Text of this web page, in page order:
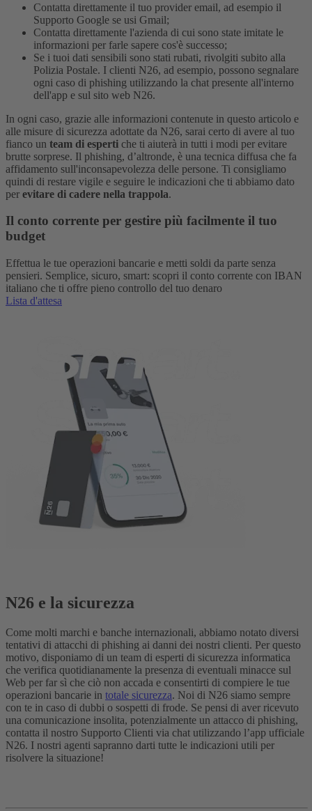
Contatta direttamente il tuo provider email, ad esempio il
Supporto Google se usi Gmail;
Contatta direttamente l'azienda di cui sono state imitate le
informazioni per farle sapere cos'è successo;
Se i tuoi dati sensibili sono stati rubati, rivolgiti subito alla
Polizia Postale. I clienti N26, ad esempio, possono segnalare
ogni caso di phishing utilizzando la chat presente all'interno
dell'app e sul sito web N26.
In ogni caso, grazie alle informazioni contenute in questo articolo e
alle misure di sicurezza adottate da N26, sarai certo di avere al tuo
fianco un team di esperti che ti aiuterà in tutti i modi per evitare
brutte sorprese. Il phishing, d’altronde, è una tecnica diffusa che fa
affidamento sull'inconsapevolezza delle persone. Ti consigliamo
quindi di restare vigile e seguire le indicazioni che ti abbiamo dato
per evitare di cadere nella trappola.
Il conto corrente per gestire più facilmente il tuo
budget
Effettua le tue operazioni bancarie e metti soldi da parte senza
pensieri. Semplice, sicuro, smart: scopri il conto corrente con IBAN
italiano che ti offre pieno controllo del tuo denaro
Lista d'attesa
N26 e la sicurezza
Come molti marchi e banche internazionali, abbiamo notato diversi
tentativi di attacchi di phishing ai danni dei nostri clienti. Per questo
motivo, disponiamo di un team di esperti di sicurezza informatica
che verifica quotidianamente la presenza di eventuali minacce sul
Web per far sì che ciò non accada e consentirti di compiere le tue
operazioni bancarie in totale sicurezza. Noi di N26 siamo sempre
con te in caso di dubbi o sospetti di frode. Se pensi di aver ricevuto
una comunicazione insolita, potenzialmente un attacco di phishing,
contatta il nostro Supporto Clienti via chat utilizzando l’app ufficiale
N26. I nostri agenti sapranno darti tutte le indicazioni utili per
risolvere la situazione!